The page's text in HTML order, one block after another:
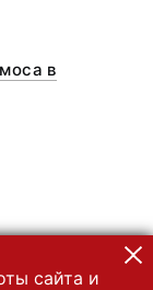
в
сайта и